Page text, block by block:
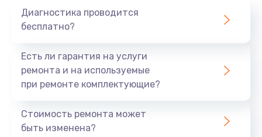
Диагностика проводится
бесплатно?
Есть ли гарантия на услуги
ремонта и на используемые
при ремонте комплектующие?
Стоимость ремонта может
быть изменена?